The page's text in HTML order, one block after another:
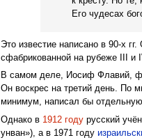
Его чудесах
Это известие написано в 90-х
сфабрикованной на рубеже III и
В самом деле, Иосиф Флавий,
Он воскрес на третий день. По
минимум, написал бы
Однако в 1912 году русский
унван»), а в 1971 году